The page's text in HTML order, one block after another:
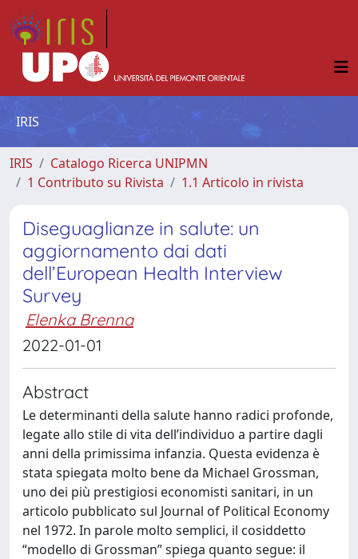
IRIS
IRIS
Catalogo Ricerca UNIPMN
1 Contributo su Rivista
1.1 Articolo in rivista
Diseguaglianze in salute: un
aggiornamento dai dati
dell’European Health Interview
Survey
Elenka Brenna
2022-01-01
Abstract
Le determinanti della salute hanno radici profonde,
legate allo stile di vita dell’individuo a partire dagli
anni della primissima infanzia. Questa evidenza è
stata spiegata molto bene da Michael Grossman,
uno dei più prestigiosi economisti sanitari, in un
articolo pubblicato sul Journal of Political Economy
nel 1972. In parole molto semplici, il cosiddetto
“modello di Grossman” spiega quanto segue: il